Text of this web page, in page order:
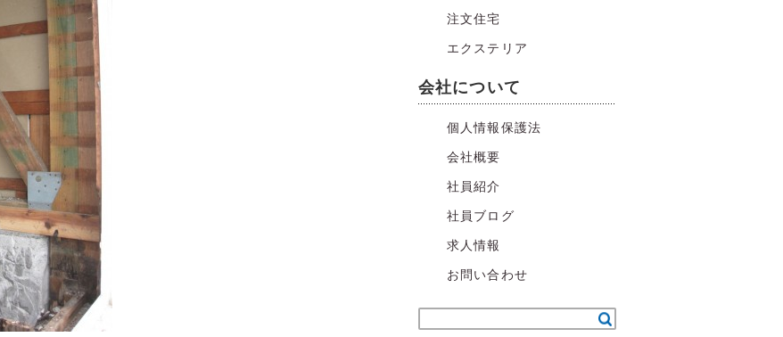
注文住宅
エクステリア
会社について
個人情報保護法
会社概要
社員紹介
社員ブログ
求人情報
お問い合わせ